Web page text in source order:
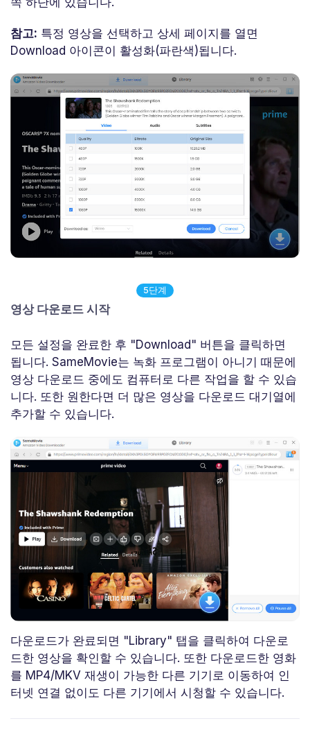
참고: 특정 영상을 선택하고 상세 페이지를 열면
Download 아이콘이 활성화(파란색)됩니다.
5단계
영상 다운로드 시작
모든 설정을 완료한 후 "Download" 버튼을 클릭하면
됩니다. SameMovie는 녹화 프로그램이 아니기 때문에
영상 다운로드 중에도 컴퓨터로 다른 작업을 할 수 있습
니다. 또한 원한다면 더 많은 영상을 다운로드 대기열에
추가할 수 있습니다.
다운로드가 완료되면 "Library" 탭을 클릭하여 다운로
드한 영상을 확인할 수 있습니다. 또한 다운로드한 영화
를 MP4/MKV 재생이 가능한 다른 기기로 이동하여 인
터넷 연결 없이도 다른 기기에서 시청할 수 있습니다.